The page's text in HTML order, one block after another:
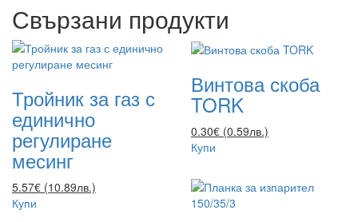
Свързани продукти
Тройник за газ с
единично
регулиране
месинг
5.57€ (10.89лв.)
Купи
Винтова скоба
TORK
0.30€ (0.59лв.)
Купи